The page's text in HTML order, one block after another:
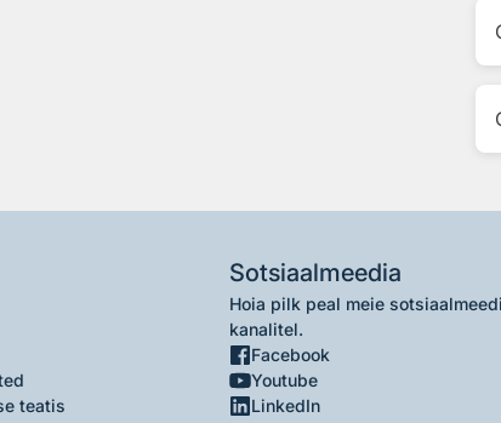
teatis
Sotsiaalmeedia
Hoia pilk peal meie
kanalitel.
Facebook
Youtube
LinkedIn